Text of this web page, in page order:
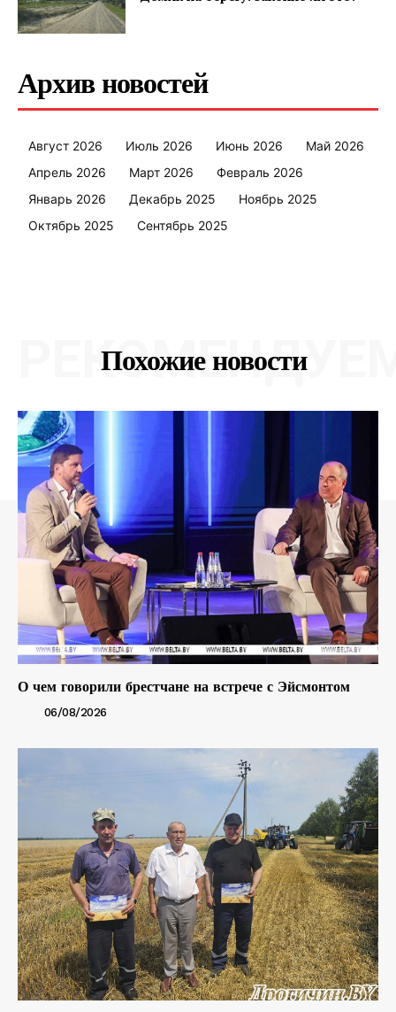
Архив новостей
Август 2026 Июль 2026 Июнь 2026
Май 2026
Апрель 2026
Март 2026
Февраль 2026
Январь 2026
Декабрь 2025
Ноябрь 2025
Октябрь 2025
Сентябрь 2025
Похожие новости
О чем говорили брестчане на встрече с Эйсмонтом
06/08/2026